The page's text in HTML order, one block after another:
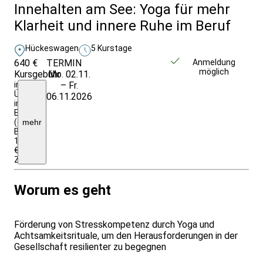
Innehalten am See: Yoga für mehr
Klarheit und innere Ruhe im Beruf
Hückeswagen 5 Kurstage
640 €
Kursgebühr
inkl.
ÜVP
im
EZ
(eigenes
Bad
10,-
€
Zuschlag/Nacht)
mehr
TERMIN
Mo. 02.11.
– Fr.
06.11.2026
Anmeldung
möglich
Worum es geht
Förderung von Stresskompetenz durch Yoga und
Achtsamkeitsrituale, um den Herausforderungen in der
Gesellschaft resilienter zu begegnen